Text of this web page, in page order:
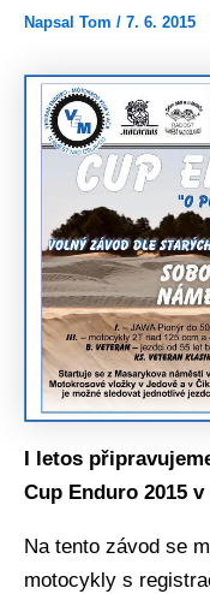
Napsal Tom / 7. 6. 2015
I letos
Cup Enduro 2015
Na tento závod se
motocykly s